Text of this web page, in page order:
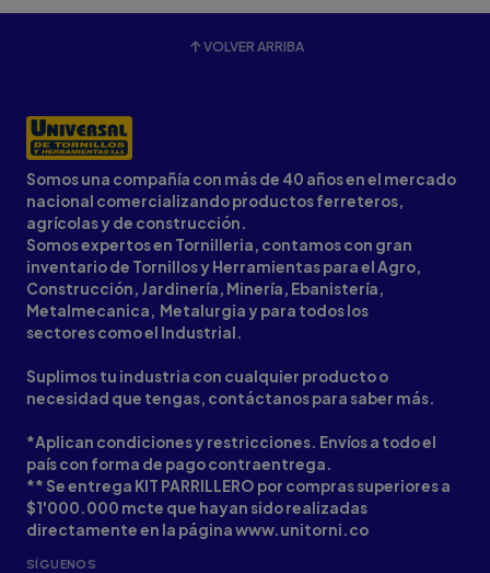
VOLVER ARRIBA
Somos una compañía con más de 40 años en el mercado
nacional comercializando productos ferreteros,
agrícolas y de construcción.
Somos expertos en Tornilleria, contamos con gran
inventario de Tornillos y Herramientas para el Agro,
Construcción, Jardinería, Minería, Ebanistería,
Metalmecanica, Metalurgia y para todos los
sectores como el Industrial.
Suplimos tu industria con cualquier producto o
necesidad que tengas, contáctanos para saber más.
*Aplican condiciones y restricciones. Envíos a todo el
país con forma de pago contraentrega.
** Se entrega KIT PARRILLERO por compras superiores a
$1'000.000 mcte que hayan sido realizadas
directamente en la página www.unitorni.co
SÍGUENOS